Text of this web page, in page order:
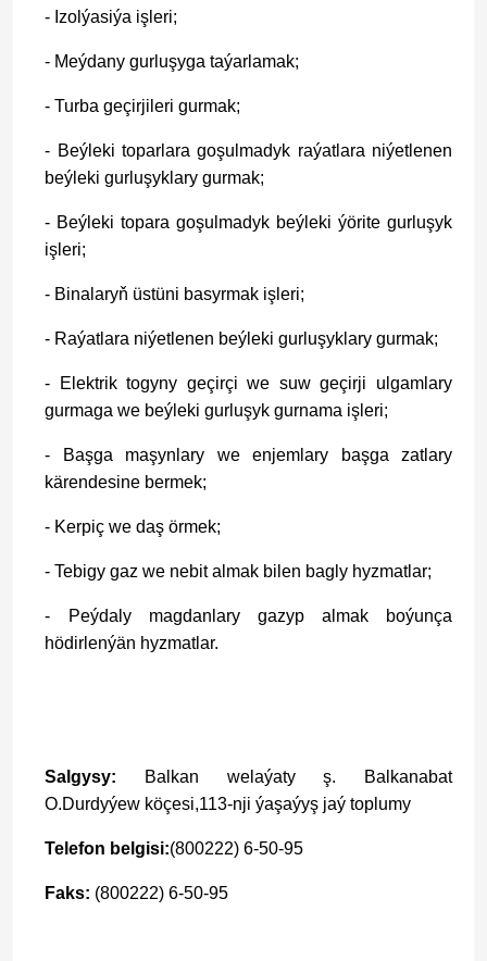
- Izolýasiýa işleri;
- Meýdany gurluşyga taýarlamak;
- Turba geçirjileri gurmak;
- Beýleki toparlara goşulmadyk raýatlara niýetlenen
beýleki gurluşyklary gurmak;
- Beýleki topara goşulmadyk beýleki ýörite gurluşyk
işleri;
- Binalaryň üstüni basyrmak işleri;
- Raýatlara niýetlenen beýleki gurluşyklary gurmak;
- Elektrik togyny geçirçi we suw geçirji ulgamlary
gurmaga we beýleki gurluşyk gurnama işleri;
- Başga maşynlary we enjemlary başga zatlary
kärendesine bermek;
- Kerpiç we daş örmek;
- Tebigy gaz we nebit almak bilen bagly hyzmatlar;
- Peýdaly magdanlary gazyp almak boýunça
hödirlenýän hyzmatlar.
Salgysy:
Balkan welaýaty ş. Balkanabat
O.Durdyýew köçesi,113-nji ýaşaýyş jaý toplumy
Telefon belgisi:(800222) 6-50-95
Faks: (800222) 6-50-95